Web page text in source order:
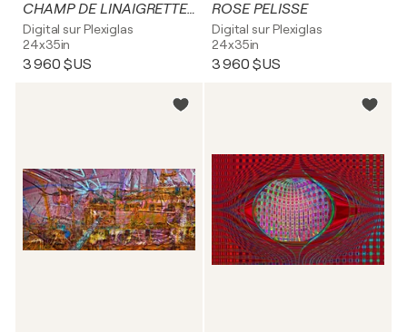
CHAMP DE LINAIGRETTES AU LAC DU LAIT
Digital sur Plexiglas
24x35in
3 960 $US
ROSE PELISSE
Digital sur Plexiglas
24x35in
3 960 $US